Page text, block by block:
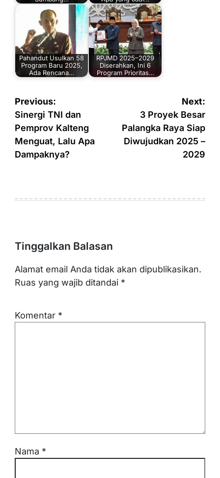
Pahandut Usulkan 58
Program Baru 2025,
Ada Rencana…
RPJMD 2025–2029
Diserahkan, Ini 6
Program Prioritas…
Navigasi
pos
Previous:
Sinergi TNI dan
Pemprov Kalteng
Menguat, Lalu Apa
Dampaknya?
Next:
3 Proyek Besar
Palangka Raya Siap
Diwujudkan 2025 –
2029
Tinggalkan Balasan
Alamat email Anda tidak akan dipublikasikan.
Ruas yang wajib ditandai *
Komentar *
Nama *